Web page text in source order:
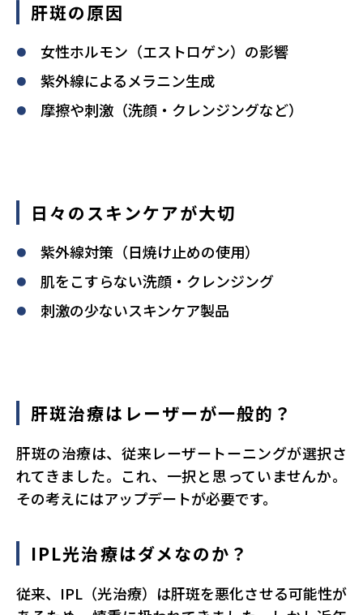
肝斑の原因
女性ホルモン（エストロゲン）の影響
紫外線によるメラニン生成
摩擦や刺激（洗顔・クレンジングなど）
日々のスキンケアが大切
紫外線対策（日焼け止めの使用）
肌をこすらない洗顔・クレンジング
刺激の少ないスキンケア製品
肝斑治療はレーザーが一般的？
肝斑の治療は、従来レーザートーニングが選択さ
れてきました。これ、一択と思っていませんか。
その考えにはアップデートが必要です。
IPL光治療はダメなのか？
従来、IPL（光治療）は肝斑を悪化させる可能性が